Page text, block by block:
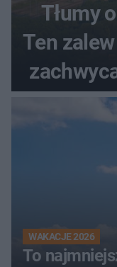
Tłumy
Ten
WAKACJE 2026
To